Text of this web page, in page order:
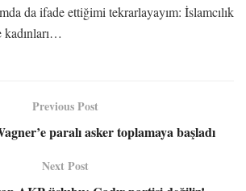
da ifade ettiğimi tekrarlayayım: İslamcılık
Previous Post
paralı asker toplamaya başladı
Next Post